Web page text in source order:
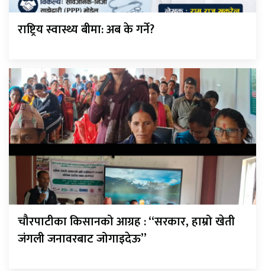
राष्ट्रिय स्वास्थ्य बीमा: अब के गर्ने?
चौरपाटीका किसानको आग्रह : “सरकार, हाम्रो खेती
जंगली जनावरबाट जोगाइदेऊ”